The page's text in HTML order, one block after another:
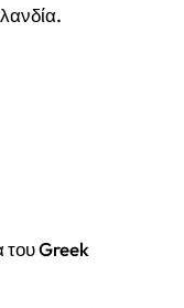
του Greek